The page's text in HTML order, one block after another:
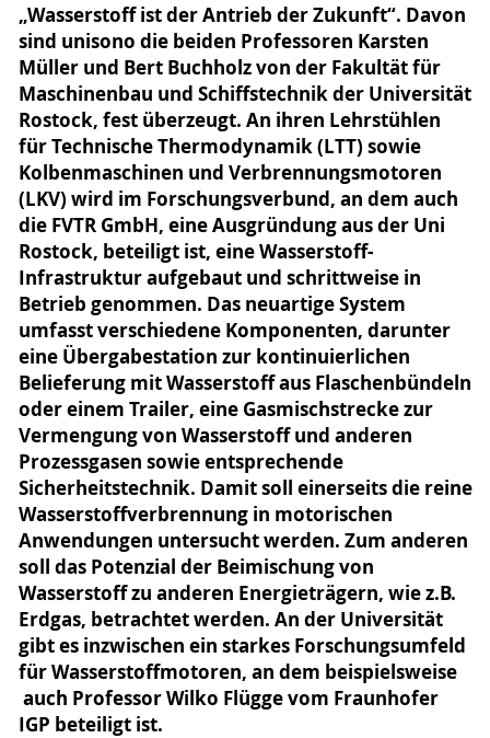
„Wasserstoff ist der Antrieb der Zukunft“. Davon
sind unisono die beiden Professoren Karsten
Müller und Bert Buchholz von der Fakultät für
Maschinenbau und Schiffstechnik der Universität
Rostock, fest überzeugt. An ihren Lehrstühlen
für Technische Thermodynamik (LTT) sowie
Kolbenmaschinen und Verbrennungsmotoren
(LKV) wird im Forschungsverbund, an dem auch
die FVTR GmbH, eine Ausgründung aus der Uni
Rostock, beteiligt ist, eine Wasserstoff-
Infrastruktur aufgebaut und schrittweise in
Betrieb genommen. Das neuartige System
umfasst verschiedene Komponenten, darunter
eine Übergabestation zur kontinuierlichen
Belieferung mit Wasserstoff aus Flaschenbündeln
oder einem Trailer, eine Gasmischstrecke zur
Vermengung von Wasserstoff und anderen
Prozessgasen sowie entsprechende
Sicherheitstechnik. Damit soll einerseits die reine
Wasserstoffverbrennung in motorischen
Anwendungen untersucht werden. Zum anderen
soll das Potenzial der Beimischung von
Wasserstoff zu anderen Energieträgern, wie z.B.
Erdgas, betrachtet werden. An der Universität
gibt es inzwischen ein starkes Forschungsumfeld
für Wasserstoffmotoren, an dem beispielsweise
auch Professor Wilko Flügge vom Fraunhofer
IGP beteiligt ist.